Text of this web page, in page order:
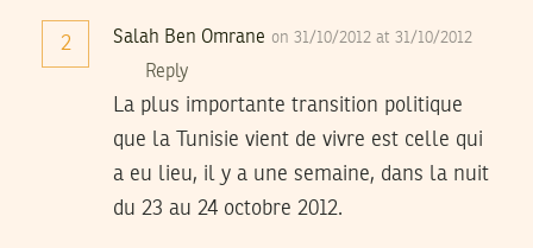
2 Salah Ben Omrane on 31/10/2012 at 31/10/2012
Reply
La plus importante transition politique
que la Tunisie vient de vivre est celle qui
a eu lieu, il y a une semaine, dans la nuit
du 23 au 24 octobre 2012.